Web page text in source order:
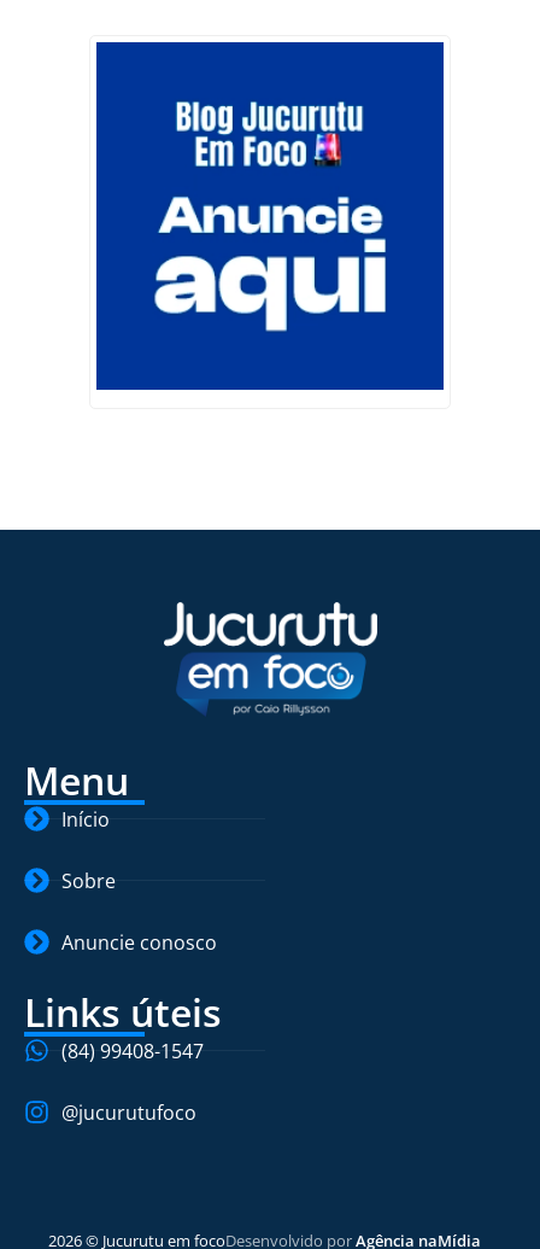
Menu
Início
Sobre
Anuncie conosco
Links úteis
(84) 99408-1547
@jucurutufoco
2026 © Jucurutu em focoDesenvolvido porAgência naMídia